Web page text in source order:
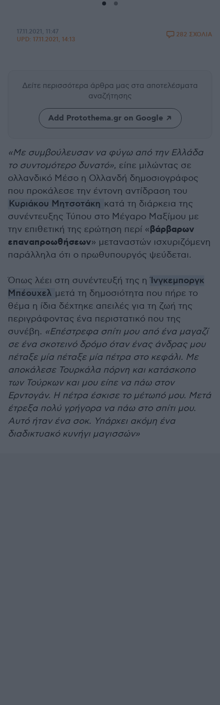
17.11.2021, 11:47
UPD: 17.11.2021, 14:13
282 ΣΧΟΛΙΑ
Δείτε περισσότερα άρθρα μας στα αποτελέσματα
αναζήτησης
Add Protothema.gr on Google
«Με συμβούλευσαν να φύγω από την Ελλάδα
το συντομότερο δυνατό», είπε μιλώντας σε
ολλανδικό Μέσο η Ολλανδή δημοσιογράφος
που προκάλεσε την έντονη αντίδραση του
Κυριάκου Μητσοτάκη κατά τη διάρκεια της
συνέντευξης Τύπου στο Μέγαρο Μαξίμου με
την επιθετική της ερώτηση περί «βάρβαρων
επαναπροωθήσεων» μεταναστών ισχυριζόμενη
παράλληλα ότι ο πρωθυπουργός ψεύδεται.
Όπως λέει στη συνέντευξή της ηΊνγκεμποργκ
Μπέουχελ μετά τη δημοσιότητα που πήρε το
θέμα η ίδια δέχτηκε απειλές για τη ζωή της
περιγράφοντας ένα περιστατικό που της
συνέβη. «Επέστρεφα σπίτι μου από ένα μαγαζί
σε ένα σκοτεινό δρόμο όταν ένας άνδρας μου
πέταξε μία πέταξε μία πέτρα στο κεφάλι. Με
αποκάλεσε Τουρκάλα πόρνη και κατάσκοπο
των Τούρκων και μου είπε να πάω στον
Ερντογάν. Η πέτρα έσκισε το μέτωπό μου. Μετά
έτρεξα πολύ γρήγορα να πάω στο σπίτι μου.
Αυτό ήταν ένα σοκ. Υπάρχει ακόμη ένα
διαδικτυακό κυνήγι μαγισσών»